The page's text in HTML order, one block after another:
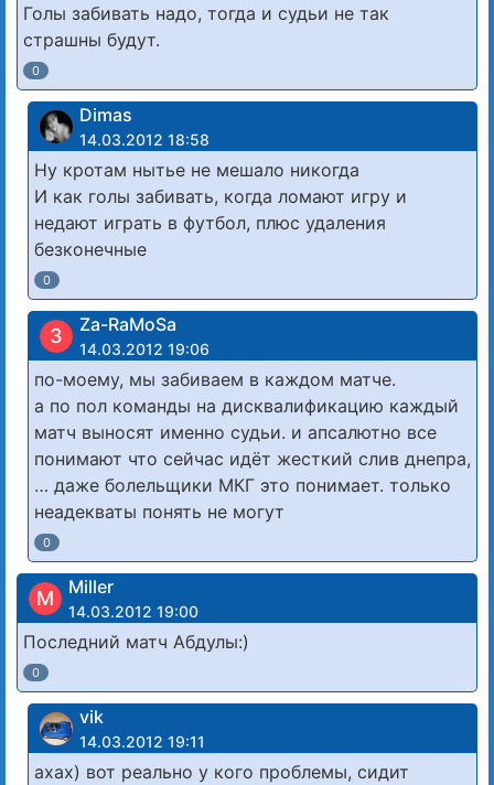
Голы забивать надо, тогда и судьи не так
страшны будут.
0
Dimas
14.03.2012 18:58
Ну кротам нытье не мешало никогда
И как голы забивать, когда ломают игру и
недают играть в футбол, плюс удаления
безконечные
0
З Za-RaMoSa
14.03.2012 19:06
по-моему, мы забиваем в каждом матче.
а по пол команды на дисквалификацию каждый
матч выносят именно судьи. и апсалютно все
понимают что сейчас идёт жесткий слив днепра,
… даже болельщики МКГ это понимает. только
неадекваты понять не могут
0
M Miller
14.03.2012 19:00
Последний матч Абдулы:)
0
vik
14.03.2012 19:11
ахах) вот реально у кого проблемы, сидит